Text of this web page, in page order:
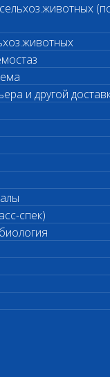
и другой
спек)
знак
материалов,
только с